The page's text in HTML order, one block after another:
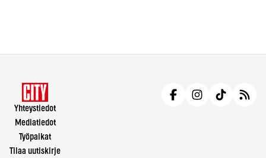
Yhteystiedot
Mediatiedot
Työpaikat
Tilaa uutiskirje